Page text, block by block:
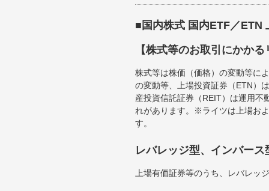
■国内株式 国内ETF／ETN
【株式等のお取引にかか
株式等は株価（価格）の変動等に
の変動等、上場投資証券（ETN）
産投資信託証券（REIT）は運用不
れがあります。※ライツは上場お
す。
レバレッジ型、インバー
上場有価証券等のうち、レバレ